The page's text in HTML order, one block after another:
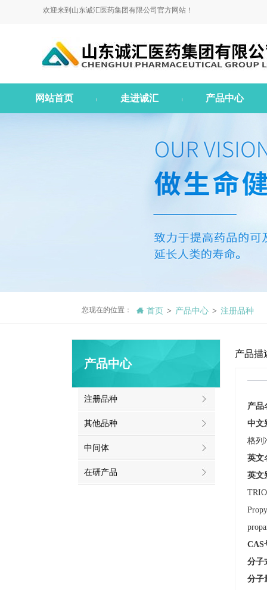
欢迎来到山东诚汇医药集团有限公司官方网站！
网站首页 走进诚汇 产品中心
您现在的位置： 首页 > 产品中心 > 注册品种
产品描
产品
中文
格列
英文
英文
CAS
分子
分子
产品中心
注册品种
其他品种
中间体
在研产品